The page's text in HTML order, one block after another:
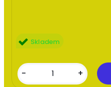
Skladem
- +